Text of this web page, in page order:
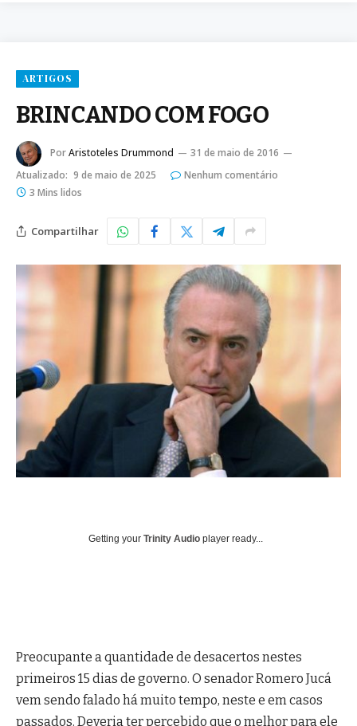
ARTIGOS
BRINCANDO COM FOGO
PorAristoteles Drummond
31 de maio de 2016
Atualizado: 9 de maio de 2025
Nenhum comentário
3 Mins lidos
Compartilhar
Getting your Trinity Audio player ready...
Preocupante a quantidade de desacertos nestes
primeiros 15 dias de governo. O senador Romero Jucá
vem sendo falado há muito tempo, neste e em casos
passados. Deveria ter percebido que o melhor para ele